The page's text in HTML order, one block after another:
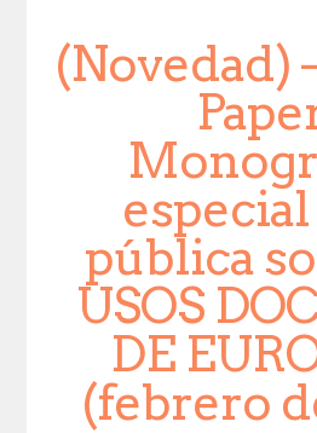
(Novedad)
pública
USOS
DE
(febrero